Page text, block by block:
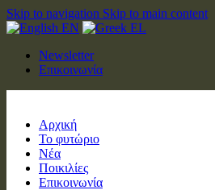
Skip to navigation Skip to main content
EN
EL
Newsletter
Επικοινωνία
Αρχική
Το φυτώριο
Νέα
Ποικιλίες
Επικοινωνία